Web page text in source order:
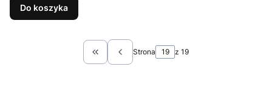
Do koszyka
Wróć do pierwszej strony z produktami
Strona z 19